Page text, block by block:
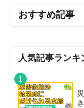
おすすめ記事
人気記事ランキ
1